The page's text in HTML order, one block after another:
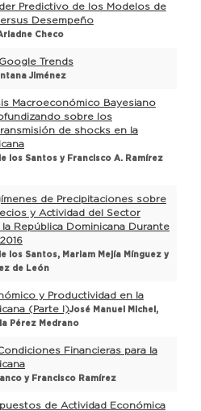
Predictivo de los Modelos de
Desempeño
Checo
Trends
Jiménez
Macroeconómico Bayesiano
sobre los
de shocks en la
los Santos y Francisco A. Ramírez
de Precipitaciones sobre
y Actividad del Sector
República Dominicana Durante
los Santos, Mariam Mejía Mínguez y
de León
y Productividad en la
(Parte I)José Manuel Michel,
Pérez Medrano
Financieras para la
y Francisco Ramírez
de Actividad Económica